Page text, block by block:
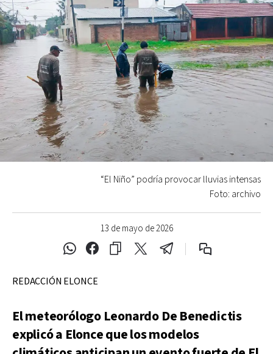
13 de mayo de 2026
“El Niño” podría provocar lluvias intensas
Foto: archivo
REDACCIÓN ELONCE
El meteorólogo Leonardo De Benedictis
explicó a Elonce que los modelos